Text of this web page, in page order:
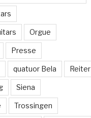
Orgue
Presse
quatuor Bela Reiter
Siena
Trossingen